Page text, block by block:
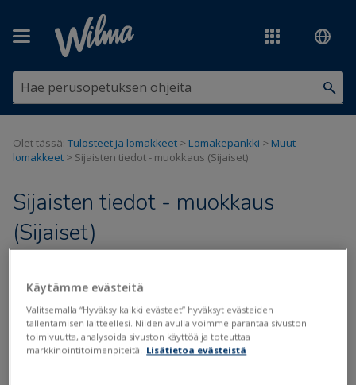
Olet tässä: Tulosteet ja lomakkeet > Lomakepankki > Muut
lomakkeet > Sijaisten tiedot - muokkaus (Sijaiset)
Sijaisten tiedot - muokkaus
(Sijaiset)
Tiedostot
Käytämme evästeitä
Valitsemalla “Hyväksy kaikki evästeet” hyväksyt evästeiden
tallentamisen laitteellesi. Niiden avulla voimme parantaa sivuston
toimivuutta, analysoida sivuston käyttöä ja toteuttaa
markkinointitoimenpiteitä. Lisätietoa evästeistä